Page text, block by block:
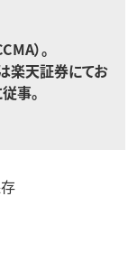
）。
楽天証券にてお
事。